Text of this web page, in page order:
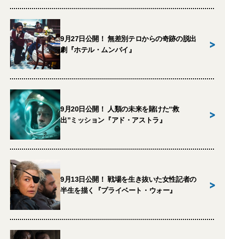
9月27日公開！ 無差別テロからの奇跡の脱出
劇『ホテル・ムンバイ』
>
9月20日公開！ 人類の未来を賭けた“救
出”ミッション『アド・アストラ』
>
9月13日公開！ 戦場を生き抜いた女性記者の
半生を描く『プライベート・ウォー』
>